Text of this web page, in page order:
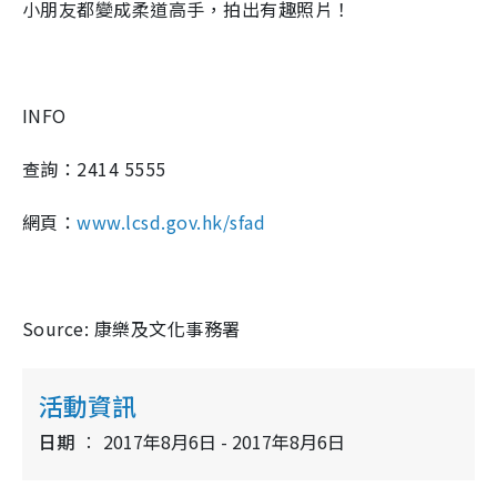
小朋友都變成柔道高手，拍出有趣照片！
INFO
查詢：2414 5555
網頁：www.lcsd.gov.hk/sfad
Source: 康樂及文化事務署
活動資訊
日期 2017年8月6日 - 2017年8月6日